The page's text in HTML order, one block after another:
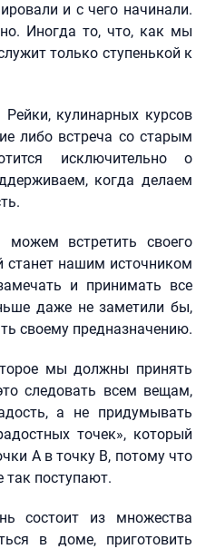
и с чего начинали.
Иногда то, что, как мы
только ступенькой к
кулинарных курсов
либо встреча со старым
исключительно о
когда делаем
встретить своего
станет нашим источником
и принимать все
даже не заметили бы,
своему предназначению.
мы должны принять
следовать всем вещам,
а не придумывать
точек», который
А в точку В, потому что
так поступают.
состоит из множества
в доме, приготовить